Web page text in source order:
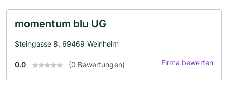
momentum blu UG
Steingasse 8, 69469 Weinheim
0.0 (0 Bewertungen) Firma bewerten